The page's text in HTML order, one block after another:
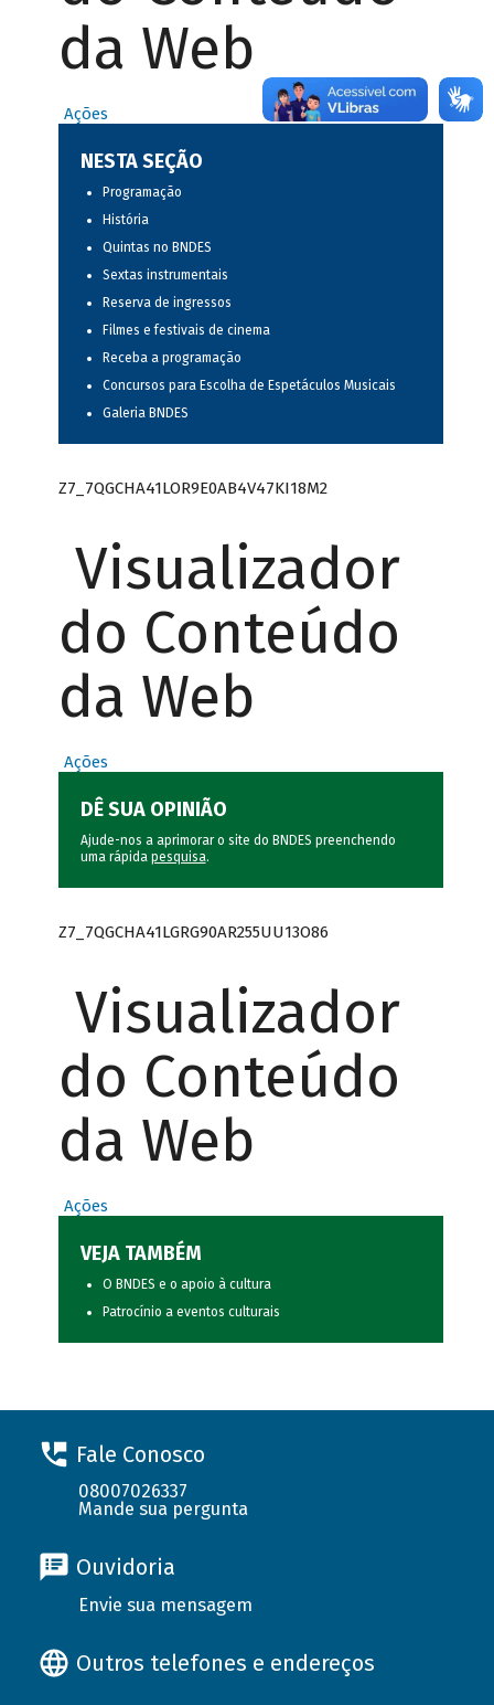
da Web
Ações
NESTA SEÇÃO
Programação
História
Quintas no BNDES
Sextas instrumentais
Reserva de ingressos
Filmes e festivais de cinema
Receba a programação
Concursos para Escolha de Espetáculos Musicais
Galeria BNDES
Z7_7QGCHA41LOR9E0AB4V47KI18M2
Visualizador
do Conteúdo
da Web
Ações
DÊ SUA OPINIÃO
Ajude-nos a aprimorar o site do BNDES preenchendo
uma rápida pesquisa.
Z7_7QGCHA41LGRG90AR255UU13O86
Visualizador
do Conteúdo
da Web
Ações
VEJA TAMBÉM
O BNDES e o apoio à cultura
Patrocínio a eventos culturais
Fale Conosco
08007026337
Mande sua pergunta
Ouvidoria
Envie sua mensagem
Outros telefones e endereços